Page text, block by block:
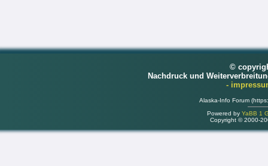
©
Nachdruck und
-
Alaska-Info Forum
Powered by YaBB 1
Copyright © 2000-